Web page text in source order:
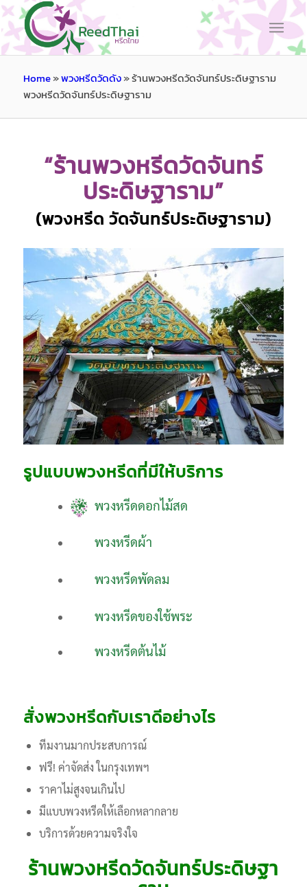
Home»พวงหรีดวัดดัง»ร้านพวงหรีดวัดจันทร์ประดิษฐาราม
พวงหรีดวัดจันทร์ประดิษฐาราม
“ร้านพวงหรีดวัดจันทร์
ประดิษฐาราม”
(พวงหรีด วัดจันทร์ประดิษฐาราม)
รูปแบบพวงหรีดที่มีให้บริการ
พวงหรีดดอกไม้สด
พวงหรีดผ้า
พวงหรีดพัดลม
พวงหรีดของใช้พระ
พวงหรีดต้นไม้
สั่งพวงหรีดกับเราดีอย่างไร
ทีมงานมากประสบการณ์
ฟรี! ค่าจัดส่ง ในกรุงเทพฯ
ราคาไม่สูงจนเกินไป
มีแบบพวงหรีดให้เลือกหลากลาย
บริการด้วยความจริงใจ
ร้านพวงหรีดวัดจันทร์ประดิษฐา